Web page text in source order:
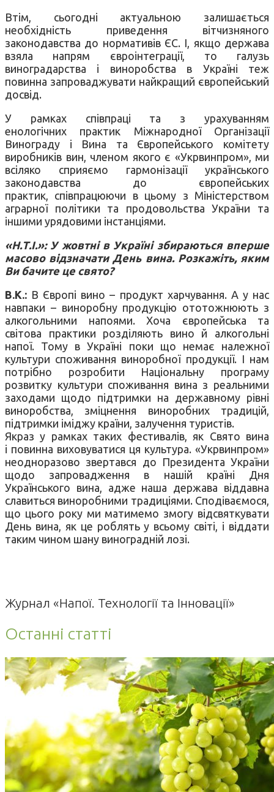
Втім, сьогодні актуальною залишається
необхідність приведення вітчизняного
законодавства до нормативів ЄС. І, якщо держава
взяла напрям євроінтеграції, то галузь
виноградарства і виноробства в Україні теж
повинна запроваджувати найкращий європейський
досвід.
У рамках співпраці та з урахуванням
енологічних практик Міжнародної Організації
Винограду і Вина та Європейського комітету
виробників вин, членом якого є «Укрвинпром», ми
всіляко сприяємо гармонізації українського
законодавства до європейських
практик, співпрацюючи в цьому з Міністерством
аграрної політики та продовольства України та
іншими урядовими інстанціями.
«Н.Т.І.»: У жовтні в Україні збираються вперше
масово відзначати День вина. Розкажіть, яким
Ви бачите це свято?
В.К.: В Європі вино – продукт харчування. А у нас
навпаки – виноробну продукцію ототожнюють з
алкогольними напоями. Хоча європейська та
світова практики розділяють вино й алкогольні
напої. Тому в Україні поки що немає належної
культури споживання виноробної продукції. І нам
потрібно розробити Національну програму
розвитку культури споживання вина з реальними
заходами щодо підтримки на державному рівні
виноробства, зміцнення виноробних традицій,
підтримки іміджу країни, залучення туристів.
Якраз у рамках таких фестивалів, як Свято вина
і повинна виховуватися ця культура. «Укрвинпром»
неодноразово звертався до Президента України
щодо запровадження в нашій країні Дня
Українського вина, адже наша держава віддавна
славиться виноробними традиціями. Сподіваємося,
що цього року ми матимемо змогу відсвяткувати
День вина, як це роблять у всьому світі, і віддати
таким чином шану виноградній лозі.
Журнал «Напої. Технології та Інновації»
Останні статті